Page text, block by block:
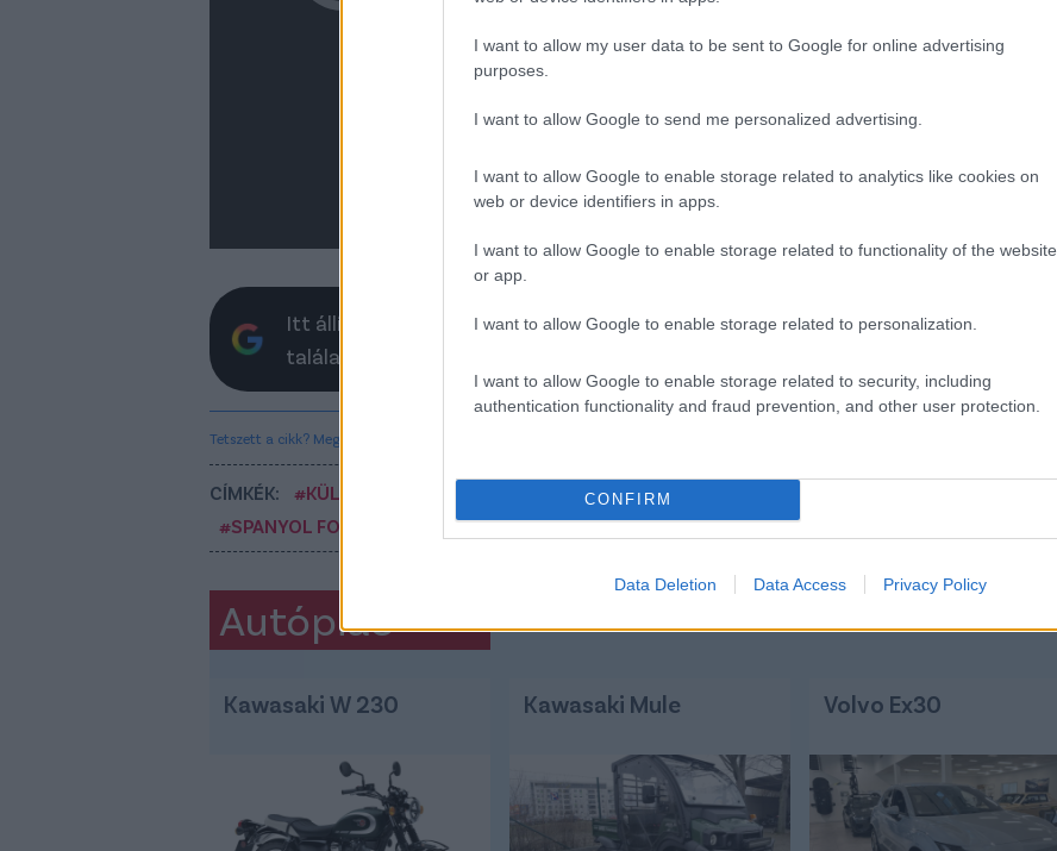
I want to allow my user data to be sent to Google for online advertising
purposes.
I want to allow Google to send me personalized advertising.
I want to allow Google to enable storage related to analytics like cookies on
web or device identifiers in apps.
I want to allow Google to enable storage related to functionality of the website
or app.
I want to allow Google to enable storage related to personalization.
I want to allow Google to enable storage related to security, including
authentication functionality and fraud prevention, and other user protection.
CONFIRM
Data Deletion Data Access Privacy Policy
Itt állíthatod be, hogy a Csakfoci az elsők között legyen a Google-
találatokban
Tetszett a cikk? Megosztanád?
CÍMKÉK: #KÜLFÖLDI FOCI #NEMZETKÖZI FOCI
#SPANYOL FOCI
#REAL MADRID #BARCELONA #MICHAEL OWEN
Autópiac
Kawasaki W 230 Kawasaki Mule Volvo Ex30